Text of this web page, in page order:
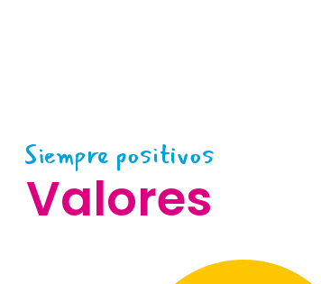
Siempre positivos
Valores